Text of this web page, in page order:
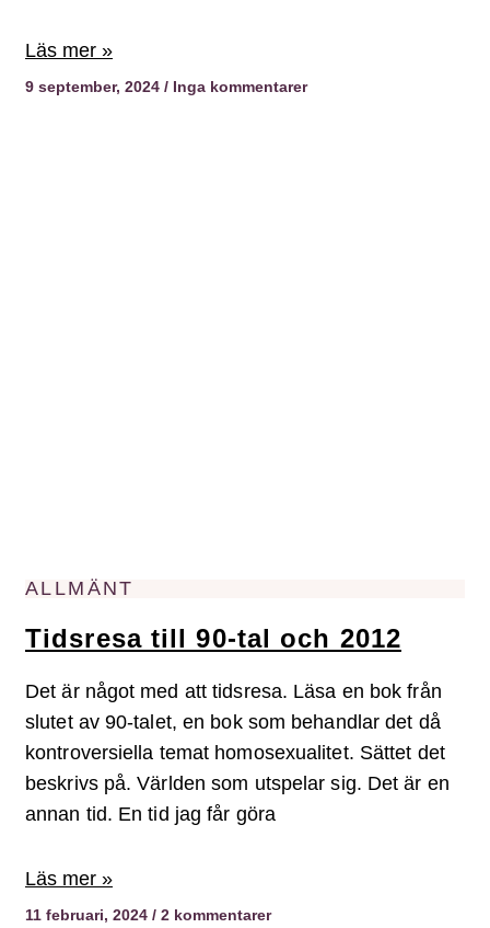
Läs mer »
9 september, 2024 Inga kommentarer
ALLMÄNT
Tidsresa till 90-tal och 2012
Det är något med att tidsresa. Läsa en bok från
slutet av 90-talet, en bok som behandlar det då
kontroversiella temat homosexualitet. Sättet det
beskrivs på. Världen som utspelar sig. Det är en
annan tid. En tid jag får göra
Läs mer »
11 februari, 2024 2 kommentarer